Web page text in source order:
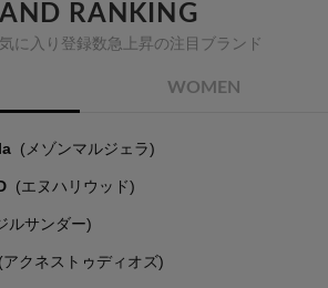
RANKING
に入り登録数急上昇の注目ブランド
WOMEN
(メゾンマルジェラ)
(エヌハリウッド)
ルサンダー)
(アクネストゥディオズ)